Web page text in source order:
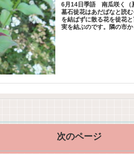
6月14日季語 南瓜咲く
墓石徒花はあだばなと読
を結ばずに散る花を徒花
実を結ぶのです。隣の市
次のページ